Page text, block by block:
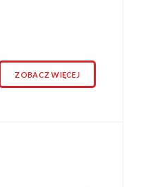
ZOBACZ WIĘCEJ